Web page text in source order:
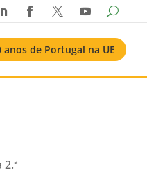
  
anos de Portugal na UE